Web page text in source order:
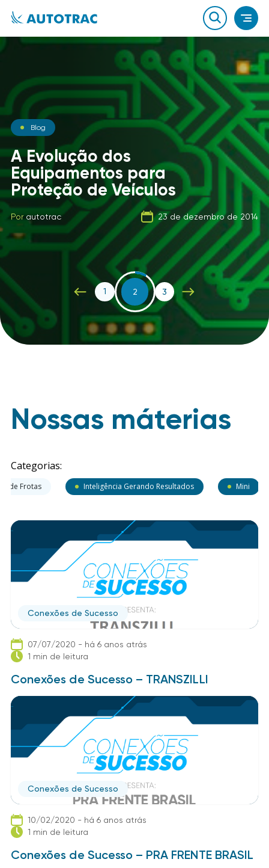
Notícias
O que você sabe sobre o
combustível que a sua
frota usa?
Porautotrac 21 de setembro de 2019
Blog
A Evolução dos
Equipamentos para
Proteção de Veículos
Porautotrac 23 de dezembro de 2014
Carga Fracionada
Porautotrac 06 de fevereiro de 2020
1 2 3
Nossas máterias
Categorias:
de Frotas Inteligência Gerando Resultados Mini
Conexões de Sucesso
07/07/2020 - há 6 anos atrás
1 min de leitura
Conexões de Sucesso – TRANSZILLI
Conexões de Sucesso
10/02/2020 - há 6 anos atrás
1 min de leitura
Conexões de Sucesso – PRA FRENTE BRASIL